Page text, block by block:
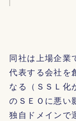
同社は上場企業
代表する会社を
なる（ＳＳＬ化
のＳＥＯに悪い
独自ドメインで